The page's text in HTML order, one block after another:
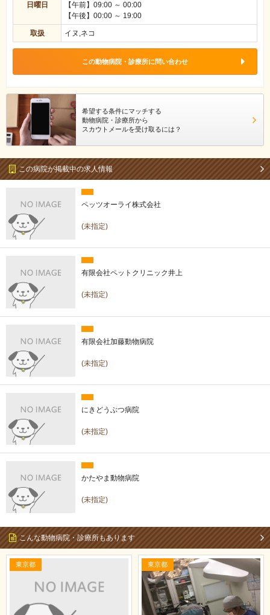
日曜日
【午前】09:00 ～ 00:00
【午後】00:00 ～ 19:00
取扱 イヌ,ネコ
この動物病院・診療所に問い合わせ
希望する条件にマッチする
動物病院・診療所から
スカウトメールを受け取るには？
この病院が掲載中の求人情報
ペッツオーライ株式会社
(未指定)
有限会社ペットクリニック井上
(未指定)
有限会社加藤動物病院
(未指定)
にきどうぶつ病院
(未指定)
かたやま動物病院
(未指定)
こんな動物病院・診療所もあります
東京都 東京都